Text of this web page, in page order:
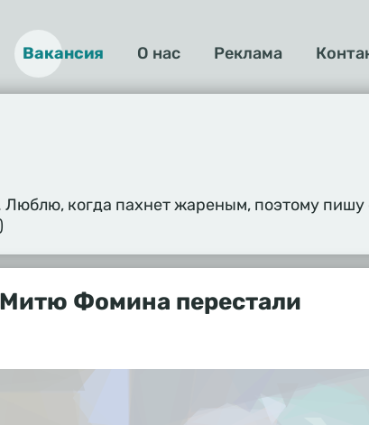
О
нас
Вакансия О нас Реклама
Люблю, когда пахнет жареным, поэтому пишу
Фомина перестали